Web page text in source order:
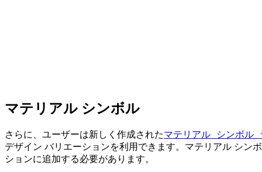
マテリアル シンボル
さらに、ユーザーは新しく作成されたマテリアル シンボル
デザイン バリエーションを利用できます。マテリアル シン
ションに追加する必要があります。